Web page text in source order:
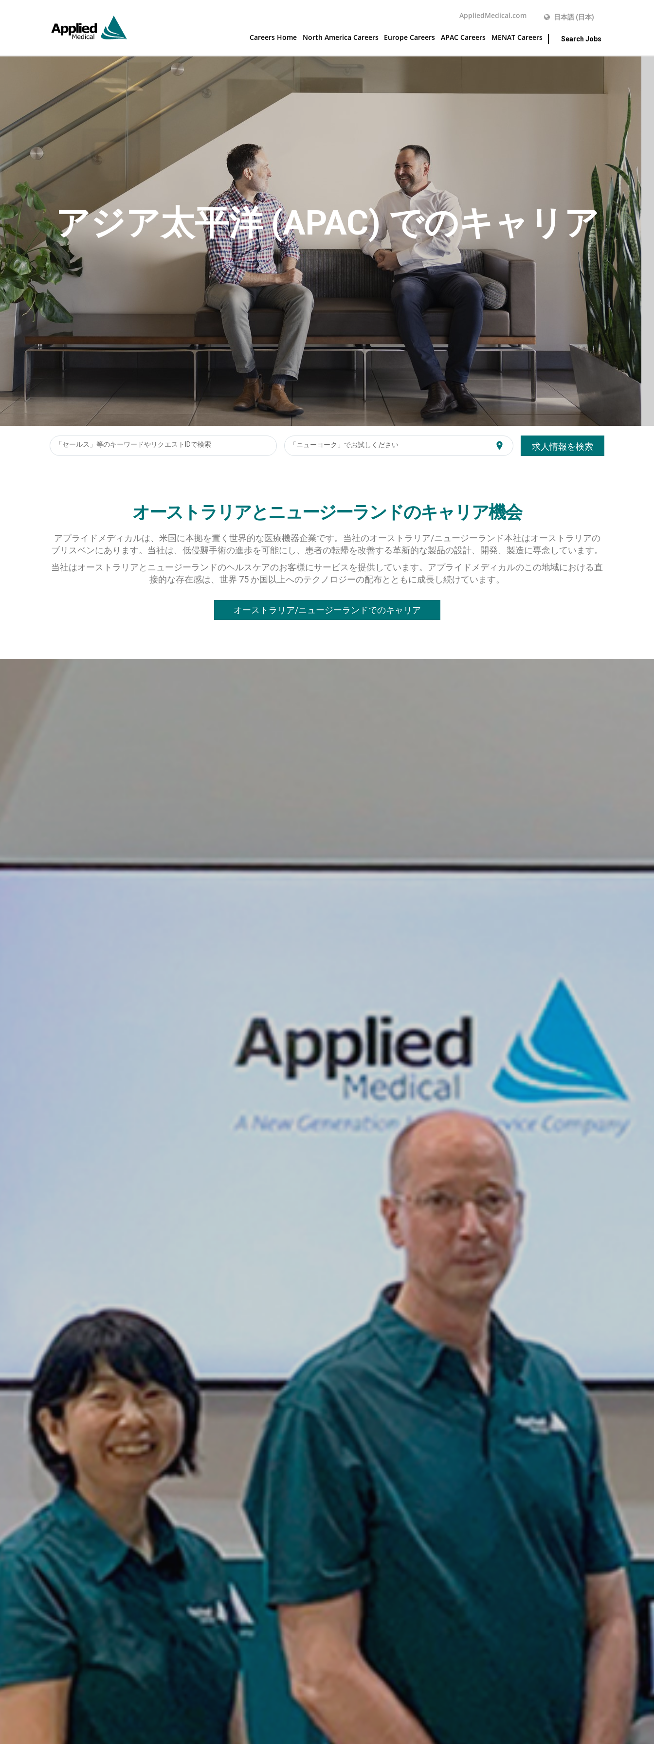
AppliedMedical.com 日本語 (日本)
Careers Home North America Careers Europe Careers APAC Careers MENAT Careers Search Jobs
アジア太平洋 (APAC) でのキャリア
「セールス」等のキーワードやリクエストIDで検索 「ニューヨーク」でお試しください location_on 求人情報を検索
オーストラリアとニュージーランドのキャリア機会
アプライドメディカルは、米国に本拠を置く世界的な医療機器企業です。当社のオーストラリア/ニュージーランド本社はオーストラリアの
ブリスベンにあります。当社は、低侵襲手術の進歩を可能にし、患者の転帰を改善する革新的な製品の設計、開発、製造に専念しています。
当社はオーストラリアとニュージーランドのヘルスケアのお客様にサービスを提供しています。アプライドメディカルのこの地域における直
接的な存在感は、世界 75 か国以上へのテクノロジーの配布とともに成長し続けています。
オーストラリア/ニュージーランドでのキャリア